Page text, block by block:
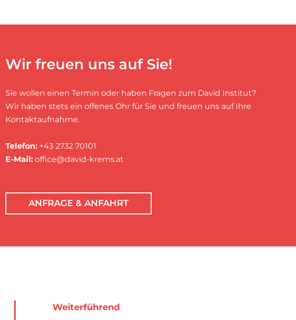
Wir freuen uns auf Sie!
Sie wollen einen Termin oder haben Fragen zum David Institut?
Wir haben stets ein offenes Ohr für Sie und freuen uns auf Ihre
Kontaktaufnahme.
Telefon: +43 2732 70101
E-Mail: office@david-krems.at
ANFRAGE & ANFAHRT
Weiterführend